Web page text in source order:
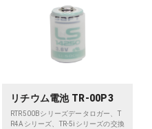
リチウム電池 TR-00P3
RTR500Bシリーズデータロガー、T
R4Aシリーズ、TR-5iシリーズの交換